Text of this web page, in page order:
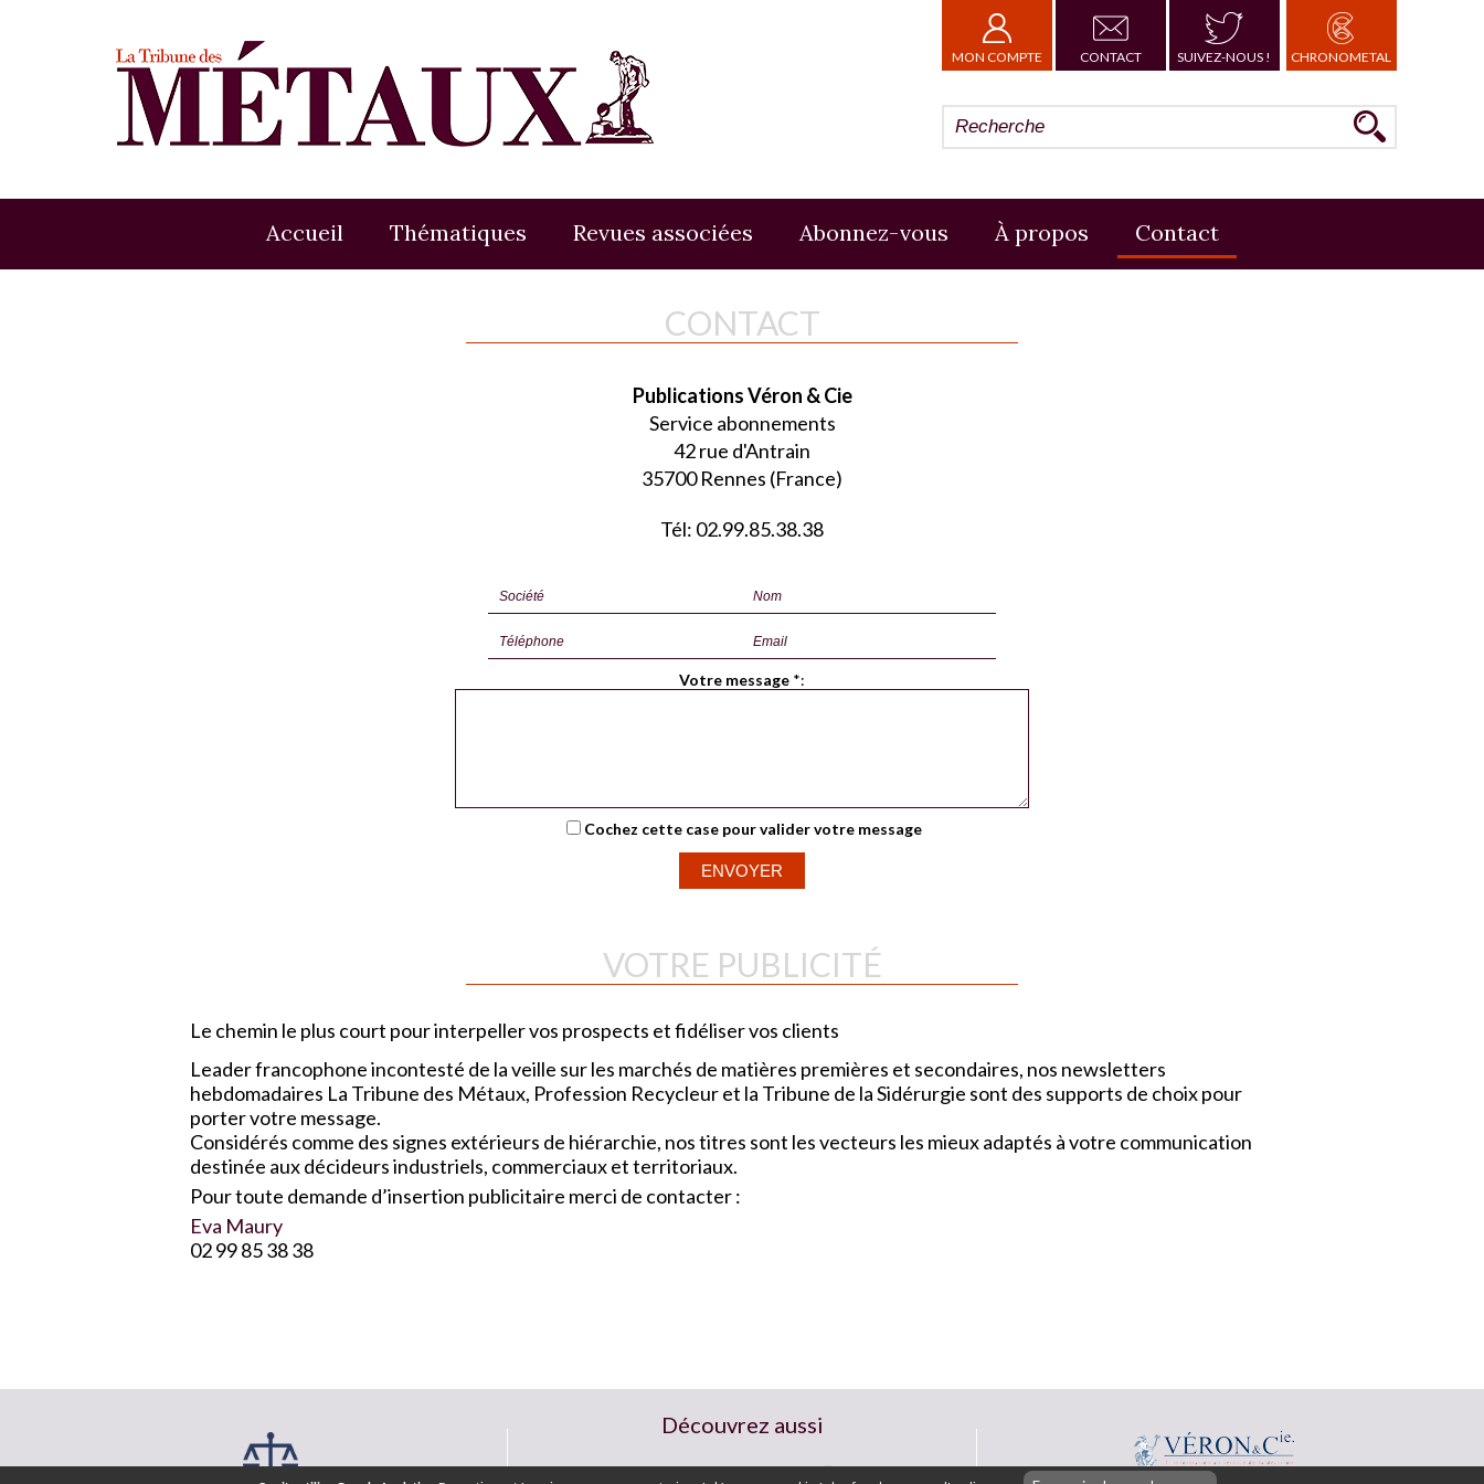
MON COMPTE CONTACT SUIVEZ-NOUS ! CHRONOMETAL
Accueil Thématiques Revues associées Abonnez-vous À propos Contact
CONTACT
Publications Véron & Cie
Service abonnements
42 rue d'Antrain
35700 Rennes (France)
Tél: 02.99.85.38.38
Votre message *:
Cochez cette case pour valider votre message
VOTRE PUBLICITÉ
Le chemin le plus court pour interpeller vos prospects et fidéliser vos clients
Leader francophone incontesté de la veille sur les marchés de matières premières et secondaires, nos newsletters
hebdomadaires La Tribune des Métaux, Profession Recycleur et la Tribune de la Sidérurgie sont des supports de choix pour
porter votre message.
Considérés comme des signes extérieurs de hiérarchie, nos titres sont les vecteurs les mieux adaptés à votre communication
destinée aux décideurs industriels, commerciaux et territoriaux.
Pour toute demande d’insertion publicitaire merci de contacter :
Eva Maury
02 99 85 38 38
Découvrez aussi